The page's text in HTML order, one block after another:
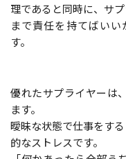
理であると同時に、サ
まで責任を持てばい
す。
優れたサプライヤーは
ます。
曖昧な状態で仕事をす
的なストレスです。